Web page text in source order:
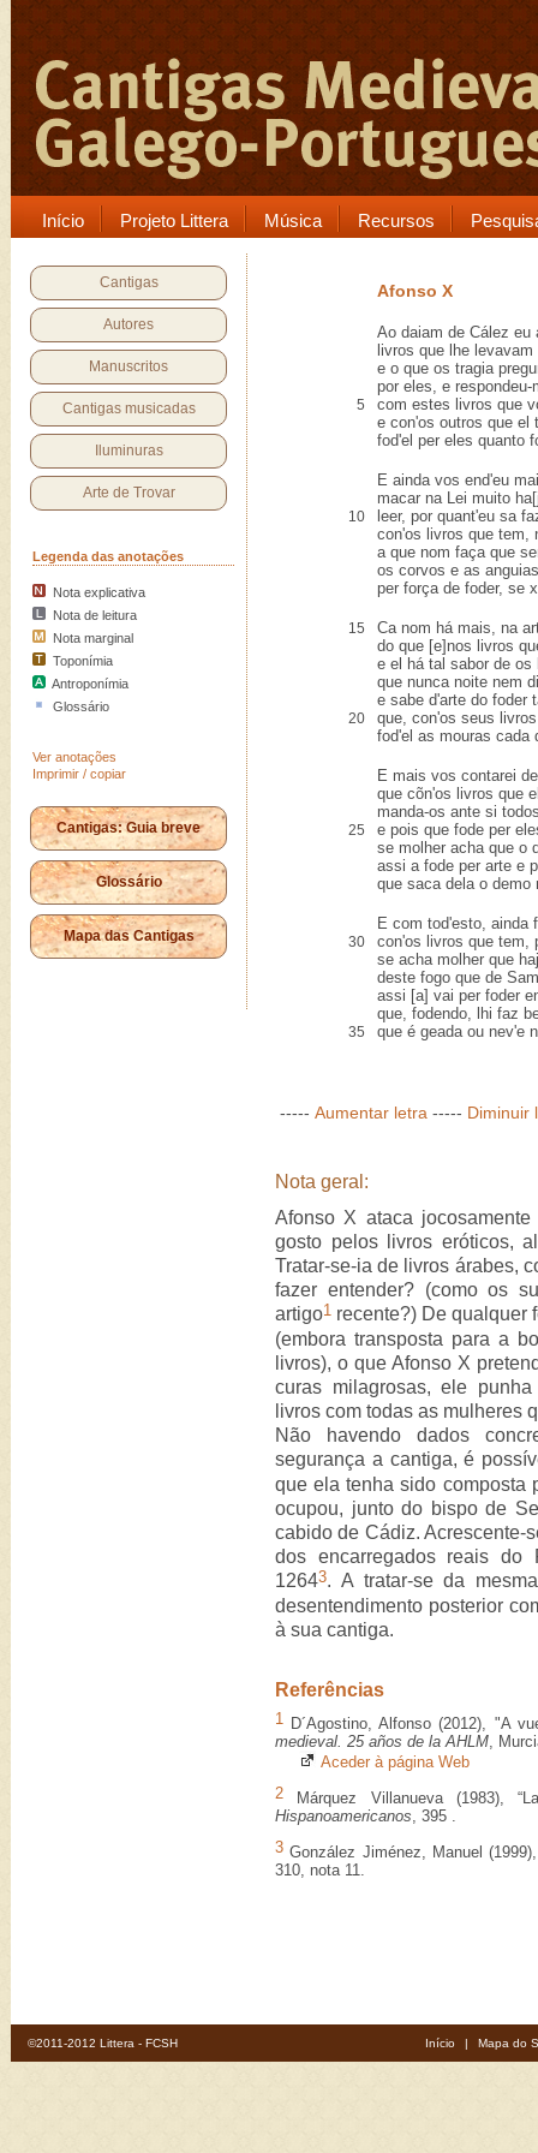
Início Projeto Littera Música Recursos
Cantigas
Autores
Manuscritos
Cantigas musicadas
Iluminuras
Arte de Trovar
Legenda das anotações
Nota explicativa
Nota de leitura
Nota marginal
Toponímia
Antroponímia
Glossário
Ver anotações
Imprimir / copiar
Cantigas: Guia breve
Glossário
Mapa das Cantigas
Afonso X
Ao daiam de Cález eu
livros que lhe levavam
e o que os tragia
por eles, e respondeu-
5
com estes livros que
e con'os outros que el
fod'el per eles quanto
E ainda vos end'eu
macar na Lei muito
10
leer, por quant'eu sa
con'os livros que tem,
a que nom faça que
os corvos e as
per força de foder, se
15
Ca nom há mais, na
do que [e]nos livros
e el há tal sabor de os
que nunca noite nem
e sabe d'arte do foder
20
que, con'os seus
fod'el as mouras cada
E mais vos contarei
que cõn'os livros que
manda-os ante si
25
e pois que fode per
se molher acha que o
assi a fode per arte e
que saca dela o demo
E com tod'esto, ainda
30
con'os livros que tem,
se acha molher que
deste fogo que de
assi [a] vai per foder
que, fodendo, lhi faz
35 que é geada ou nev'e
----- Aumentar letra ----- Diminuir
Nota geral:
Afonso X ataca
gosto pelos livros eróticos,
Tratar-se-ia de livros árabes,
fazer entender? (como os
artigo1 recente?) De qualquer
(embora transposta para a
livros), o que Afonso X
curas milagrosas, ele
livros com todas as mulheres
Não havendo dados
segurança a cantiga, é
que ela tenha sido composta
ocupou, junto do bispo de
cabido de Cádiz. Acrescente-
dos encarregados reais do
12643. A tratar-se da
desentendimento posterior
à sua cantiga.
Referências
1
D´Agostino, Alfonso (2012), "A
medieval. 25 años de la AHLM,
Aceder à página Web
2 Márquez Villanueva (1983),
Hispanoamericanos, 395 .
3 González Jiménez, Manuel
310, nota 11.
©2011-2012 Littera - FCSH Início | Mapa do